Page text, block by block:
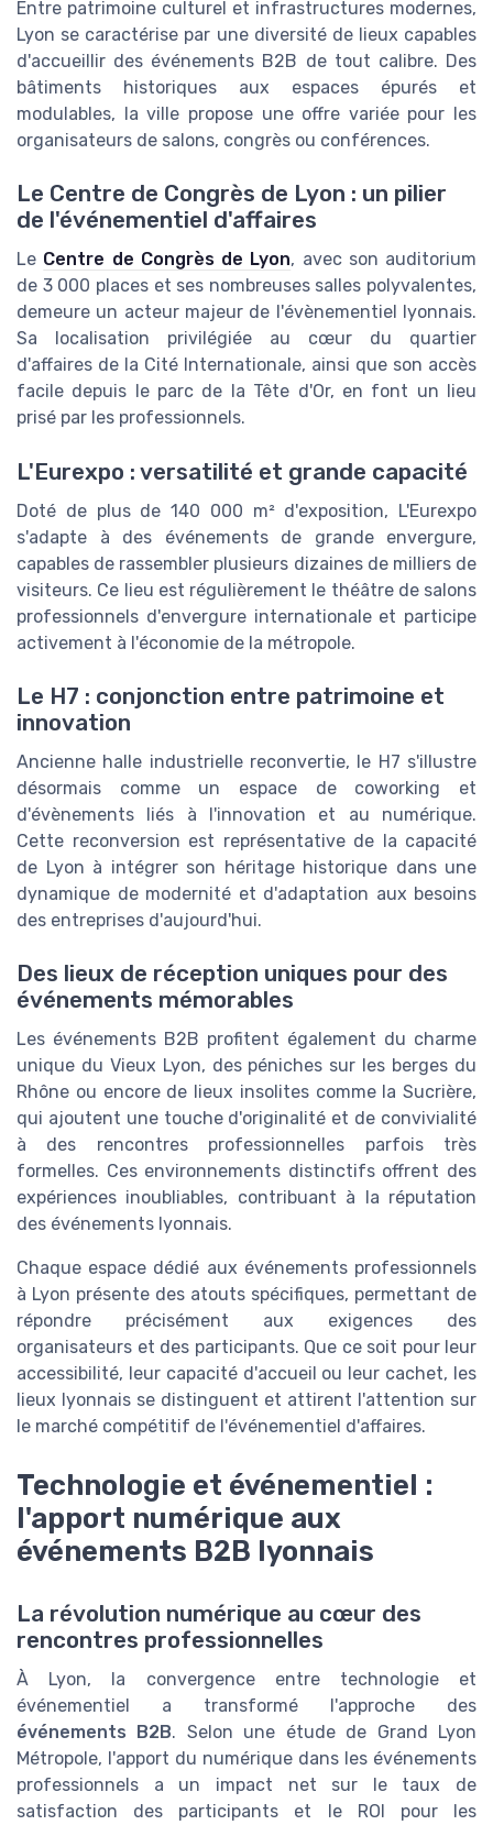
Entre patrimoine culturel et infrastructures modernes,
Lyon se caractérise par une diversité de lieux capables
d'accueillir des événements B2B de tout calibre. Des
bâtiments historiques aux espaces épurés et
modulables, la ville propose une offre variée pour les
organisateurs de salons, congrès ou conférences.
Le Centre de Congrès de Lyon : un pilier
de l'événementiel d'affaires
Le Centre de Congrès de Lyon, avec son auditorium
de 3 000 places et ses nombreuses salles polyvalentes,
demeure un acteur majeur de l'évènementiel lyonnais.
Sa localisation privilégiée au cœur du quartier
d'affaires de la Cité Internationale, ainsi que son accès
facile depuis le parc de la Tête d'Or, en font un lieu
prisé par les professionnels.
L'Eurexpo : versatilité et grande capacité
Doté de plus de 140 000 m² d'exposition, L'Eurexpo
s'adapte à des événements de grande envergure,
capables de rassembler plusieurs dizaines de milliers de
visiteurs. Ce lieu est régulièrement le théâtre de salons
professionnels d'envergure internationale et participe
activement à l'économie de la métropole.
Le H7 : conjonction entre patrimoine et
innovation
Ancienne halle industrielle reconvertie, le H7 s'illustre
désormais comme un espace de coworking et
d'évènements liés à l'innovation et au numérique.
Cette reconversion est représentative de la capacité
de Lyon à intégrer son héritage historique dans une
dynamique de modernité et d'adaptation aux besoins
des entreprises d'aujourd'hui.
Des lieux de réception uniques pour des
événements mémorables
Les événements B2B profitent également du charme
unique du Vieux Lyon, des péniches sur les berges du
Rhône ou encore de lieux insolites comme la Sucrière,
qui ajoutent une touche d'originalité et de convivialité
à des rencontres professionnelles parfois très
formelles. Ces environnements distinctifs offrent des
expériences inoubliables, contribuant à la réputation
des événements lyonnais.
Chaque espace dédié aux événements professionnels
à Lyon présente des atouts spécifiques, permettant de
répondre précisément aux exigences des
organisateurs et des participants. Que ce soit pour leur
accessibilité, leur capacité d'accueil ou leur cachet, les
lieux lyonnais se distinguent et attirent l'attention sur
le marché compétitif de l'événementiel d'affaires.
Technologie et événementiel :
l'apport numérique aux
événements B2B lyonnais
La révolution numérique au cœur des
rencontres professionnelles
À Lyon, la convergence entre technologie et
événementiel a transformé l'approche des
événements B2B. Selon une étude de Grand Lyon
Métropole, l'apport du numérique dans les événements
professionnels a un impact net sur le taux de
satisfaction des participants et le ROI pour les